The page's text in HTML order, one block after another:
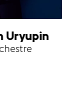
Amihai
Alto